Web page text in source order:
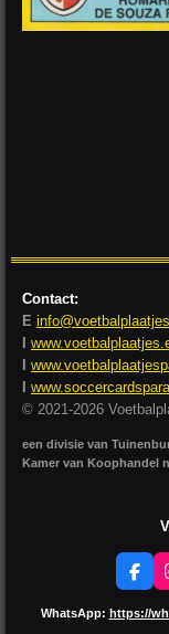
Contact:
E
© 2021-2026
een divisie van
Kamer van Koophandel
F
a
c
WhatsApp: https://